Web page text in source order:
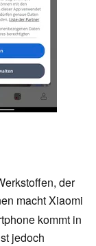
der
macht Xiaomi
kommt in
jedoch